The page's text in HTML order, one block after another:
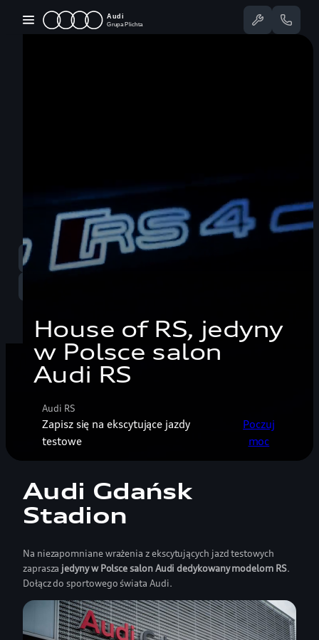
Przejdź
Jazda testowa
Serwis
58 350 25 55
House of RS, jedyny
w Polsce salon
Audi RS
Audi RS
Zapisz się na ekscytujące jazdy
testowe
Poczuj
moc
Audi Gdańsk
Stadion
Na niezapomniane wrażenia z ekscytujących jazd testowych
zaprasza jedyny w Polsce salon Audi dedykowany modelom RS.
Dołącz do sportowego świata Audi.